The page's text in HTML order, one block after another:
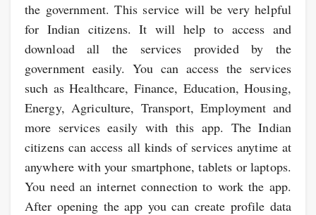
the government. This service will be very helpful
for Indian citizens. It will help to access and
download all the services provided by the
government easily. You can access the services
such as Healthcare, Finance, Education, Housing,
Energy, Agriculture, Transport, Employment and
more services easily with this app. The Indian
citizens can access all kinds of services anytime at
anywhere with your smartphone, tablets or laptops.
You need an internet connection to work the app.
After opening the app you can create profile data